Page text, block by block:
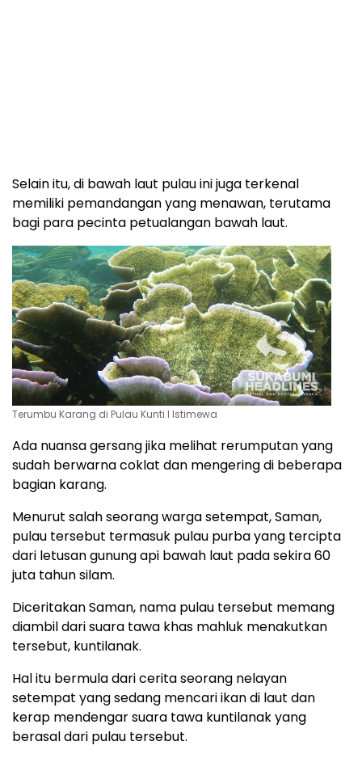
Selain itu, di bawah laut pulau ini juga terkenal
memiliki pemandangan yang menawan, terutama
bagi para pecinta petualangan bawah laut.
Terumbu Karang di Pulau Kunti I Istimewa
Ada nuansa gersang jika melihat rerumputan yang
sudah berwarna coklat dan mengering di beberapa
bagian karang.
Menurut salah seorang warga setempat, Saman,
pulau tersebut termasuk pulau purba yang tercipta
dari letusan gunung api bawah laut pada sekira 60
juta tahun silam.
Diceritakan Saman, nama pulau tersebut memang
diambil dari suara tawa khas mahluk menakutkan
tersebut, kuntilanak.
Hal itu bermula dari cerita seorang nelayan
setempat yang sedang mencari ikan di laut dan
kerap mendengar suara tawa kuntilanak yang
berasal dari pulau tersebut.